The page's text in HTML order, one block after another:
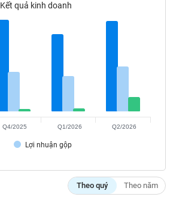
Kết quả kinh doanh
Lợi nhuận gộp
Q4/2025 Q1/2026 Q2/2026
Theo quý Theo năm
Người liên quan